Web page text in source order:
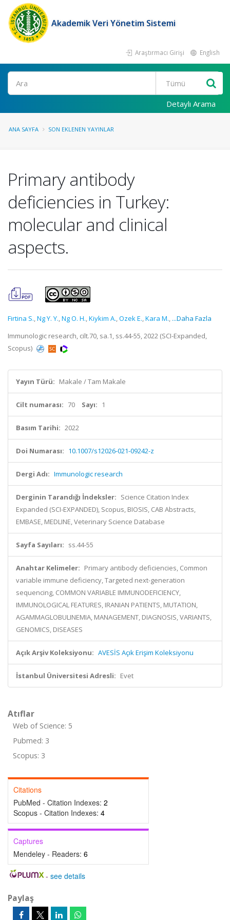
Akademik Veri Yönetim Sistemi
Araştırmacı Girişi English
Ara
Detaylı Arama
ANA SAYFA SON EKLENEN YAYINLAR
Primary antibody
deficiencies in Turkey:
molecular and clinical
aspects.
Firtina S.,Ng Y. Y.,Ng O. H.,Kiykim A.,Ozek E.,Kara M., ...Daha Fazla
Immunologic research, cilt.70, sa.1, ss.44-55, 2022 (SCI-Expanded,
Scopus)
Yayın Türü: Makale / Tam Makale
Cilt numarası: 70 Sayı: 1
Basım Tarihi: 2022
Doi Numarası: 10.1007/s12026-021-09242-z
Dergi Adı: Immunologic research
Derginin Tarandığı İndeksler: Science Citation Index
Expanded (SCI-EXPANDED), Scopus, BIOSIS, CAB Abstracts,
EMBASE, MEDLINE, Veterinary Science Database
Sayfa Sayıları: ss.44-55
Anahtar Kelimeler: Primary antibody deficiencies, Common
variable immune deficiency, Targeted next-generation
sequencing, COMMON VARIABLE IMMUNODEFICIENCY,
IMMUNOLOGICAL FEATURES, IRANIAN PATIENTS, MUTATION,
AGAMMAGLOBULINEMIA, MANAGEMENT, DIAGNOSIS, VARIANTS,
GENOMICS, DISEASES
Açık Arşiv Koleksiyonu: AVESİS Açık Erişim Koleksiyonu
İstanbul Üniversitesi Adresli: Evet
Atıflar
Web of Science: 5
Pubmed: 3
Scopus: 3
Citations
PubMed - Citation Indexes: 2
Scopus - Citation Indexes: 4
Captures
Mendeley - Readers: 6
- see details
Paylaş